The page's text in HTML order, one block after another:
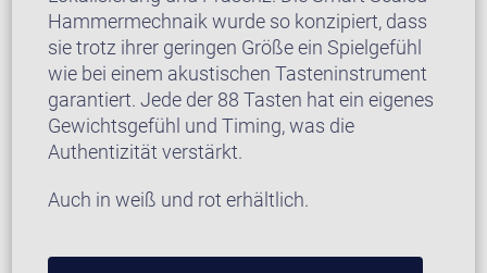
Hammermechnaik wurde so konzipiert, dass
sie trotz ihrer geringen Größe ein Spielgefühl
wie bei einem akustischen Tasteninstrument
garantiert. Jede der 88 Tasten hat ein eigenes
Gewichtsgefühl und Timing, was die
Authentizität verstärkt.
Auch in weiß und rot erhältlich.